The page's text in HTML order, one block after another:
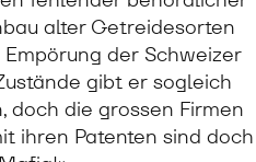
alter Getreidesorten
der Schweizer
gibt er sogleich
doch die grossen Firmen
ihren Patenten sind doch